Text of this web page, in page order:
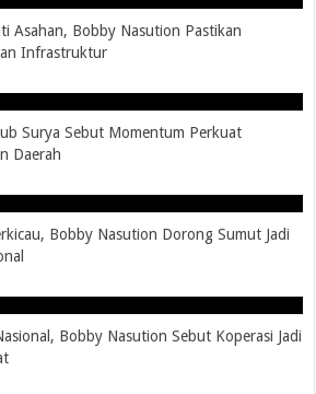
Asahan, Bobby Nasution Pastikan
Infrastruktur
Surya Sebut Momentum Perkuat
Daerah
Bobby Nasution Dorong Sumut Jadi
Bobby Nasution Sebut Koperasi Jadi